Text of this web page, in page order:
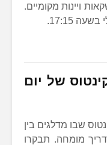
ויינות מקומיים.
17:15.
של יום
שבו מדלגים בין
מומחה. תבקרו